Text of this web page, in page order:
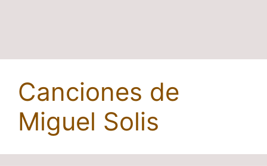
Canciones de
Miguel Solis